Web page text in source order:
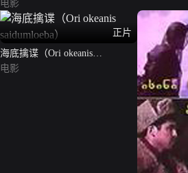
电影
正片
海底擒谍（Ori okeanis
saidumloeba）
电影